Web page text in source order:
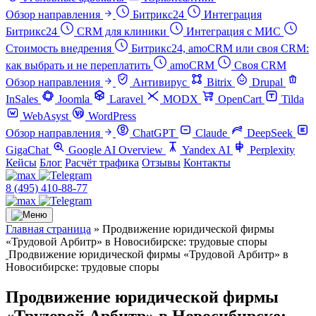
Обзор направления
Битрикс24
Интеграция
Битрикс24
CRM для клиники
Интеграция с МИС
Стоимость внедрения
Битрикс24, amoCRM или своя CRM:
как выбрать и не переплатить
amoCRM
Своя CRM
Обзор направления
Антивирус Bitrix
Drupal
InSales
Joomla Laravel MODX OpenCart
Tilda
WebAsyst
WordPress
Обзор направления
ChatGPT Claude
DeepSeek
GigaChat
Google AI Overview Yandex AI
Perplexity
Кейсы Блог Расчёт трафика Отзывы Контакты
8 (495) 410-88-77
Главная страница » Продвижение юридической фирмы
«Трудовой Арбитр» в Новосибирске: трудовые споры
Продвижение юридической фирмы «Трудовой Арбитр» в
Новосибирске: трудовые споры
Продвижение юридической фирмы